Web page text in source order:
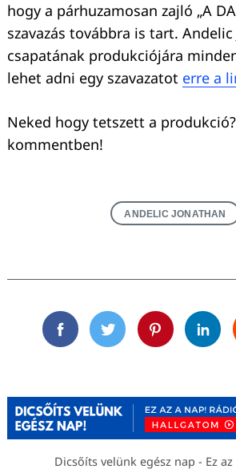
hogy a párhuzamosan zajló „A
szavazás továbbra is tart. Andelic
csapatának produkciójára
lehet adni egy szavazatot erre a
Neked hogy tetszett a
kommentben!
ANDELIC JONATHAN
FacebookTwitterPinterest
Dicsőíts velünk egész nap - Ez